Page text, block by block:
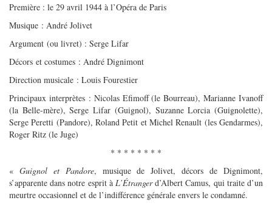
Première : le 29 avril 1944 à l’Opéra de Paris
Musique : André Jolivet
Argument (ou livret) : Serge Lifar
Décors et costumes : André Dignimont
Direction musicale : Louis Fourestier
Principaux interprètes : Nicolas Efimoff (le Bourreau), Marianne Ivanoff
(la Belle-mère), Serge Lifar (Guignol), Suzanne Lorcia (Guignolette),
Serge Peretti (Pandore), Roland Petit et Michel Renault (les Gendarmes),
Roger Ritz (le Juge)
* * * * * * * *
« Guignol et Pandore, musique de Jolivet, décors de Dignimont,
s’apparente dans notre esprit à L’Étrangerd’Albert Camus, qui traite d’un
meurtre occasionnel et de l’indifférence générale envers le condamné.